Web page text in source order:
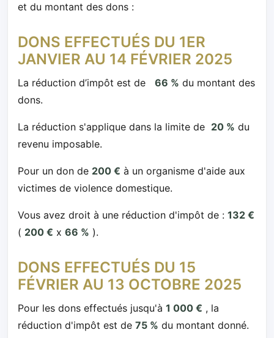
et du montant des dons :
DONS EFFECTUÉS DU 1ER
JANVIER AU 14 FÉVRIER 2025
La réduction d’impôt est de 66 % du montant des
dons.
La réduction s'applique dans la limite de 20 % du
revenu imposable.
Pour un don de 200 € à un organisme d'aide aux
victimes de violence domestique.
Vous avez droit à une réduction d'impôt de : 132 €
( 200 € x 66 % ).
DONS EFFECTUÉS DU 15
FÉVRIER AU 13 OCTOBRE 2025
Pour les dons effectués jusqu'à 1 000 € , la
réduction d'impôt est de 75 % du montant donné.